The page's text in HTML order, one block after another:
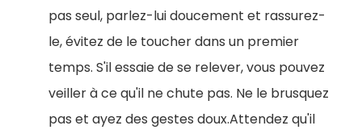
pas seul, parlez-lui doucement et rassurez-
le, évitez de le toucher dans un premier
temps. S'il essaie de se relever, vous pouvez
veiller à ce qu'il ne chute pas. Ne le brusquez
pas et ayez des gestes doux.Attendez qu'il